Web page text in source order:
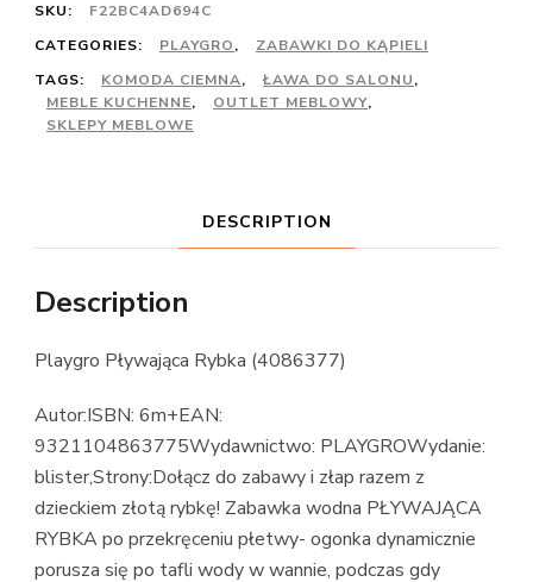
SKU:
F22BC4AD694C
CATEGORIES:
PLAYGRO,
ZABAWKI DO KĄPIELI
TAGS:
KOMODA CIEMNA, ŁAWA DO SALONU,
MEBLE KUCHENNE, OUTLET MEBLOWY,
SKLEPY MEBLOWE
DESCRIPTION
Description
Playgro Pływająca Rybka (4086377)
Autor:ISBN: 6m+EAN:
9321104863775Wydawnictwo: PLAYGROWydanie:
blister,Strony:Dołącz do zabawy i złap razem z
dzieckiem złotą rybkę! Zabawka wodna PŁYWAJĄCA
RYBKA po przekręceniu płetwy- ogonka dynamicznie
porusza się po tafli wody w wannie, podczas gdy